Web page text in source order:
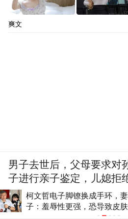
蔡英文赴台东高调辅选
民进党内部派系斗争浮
爽文
男子去世后，父母要求对
子进行亲子鉴定，儿媳拒